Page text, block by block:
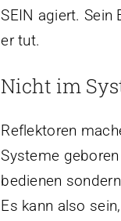
SEIN agiert. Sein
er tut.
Nicht im
Reflektoren
Systeme
bedienen
Es kann also